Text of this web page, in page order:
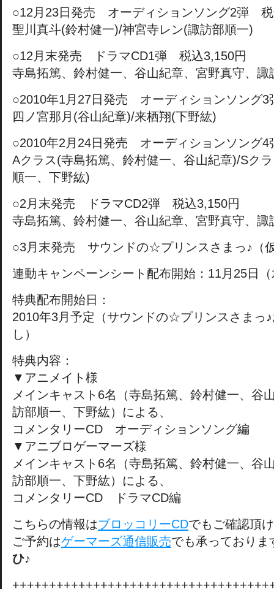
○12月23日発売 オーディションソング2弾 税
聖川真斗(鈴村健一)/神宮寺レン(諏訪部順一)
○12月末発売 ドラマCD1弾 税込3,150円
寺島拓篤、鈴村健一、谷山紀章、宮野真守、
○2010年1月27日発売 オーディションソング
四ノ宮那月(谷山紀章)/来栖翔(下野紘)
○2010年2月24日発売 オーディションソング
Aクラス(寺島拓篤、鈴村健一、谷山紀章)/Sク
順一、下野紘)
○2月末発売 ドラマCD2弾 税込3,150円
寺島拓篤、鈴村健一、谷山紀章、宮野真守、
○3月末発売 サウンドの☆プリンスさまっ♪（
連動キャンペーンシート配布開始：11月25日
特典配布開始日：
2010年3月予定（サウンドの☆プリンスさまっ
し）
特典内容：
▼アニメイト様
メインキャスト6名（寺島拓篤、鈴村健一、谷
訪部順一、下野紘）による、
コメンタリーCD オーディションソング編
▼アニブロゲーマーズ様
メインキャスト6名（寺島拓篤、鈴村健一、谷
訪部順一、下野紘）による、
コメンタリーCD ドラマCD編
こちらの情報はブロッコリーCDでもご確認頂
ご予約はゲーマーズ通信販売でも承っておりま
ひ♪